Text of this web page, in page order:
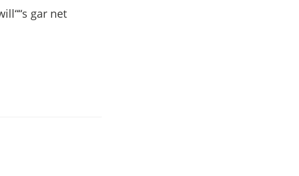
gar net